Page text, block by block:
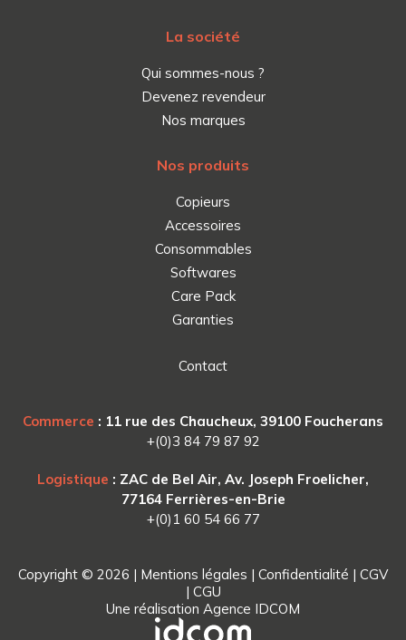
La société
Qui sommes-nous ?
Devenez revendeur
Nos marques
Nos produits
Copieurs
Accessoires
Consommables
Softwares
Care Pack
Garanties
Contact
Commerce : 11 rue des Chaucheux, 39100 Foucherans
+(0)3 84 79 87 92
Logistique : ZAC de Bel Air, Av. Joseph Froelicher,
77164 Ferrières-en-Brie
+(0)1 60 54 66 77
Copyright © 2026 | Mentions légales | Confidentialité | CGV
| CGU
Une réalisation Agence IDCOM